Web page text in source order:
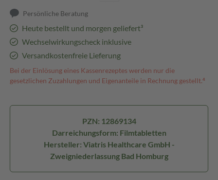
Persönliche Beratung
Heute bestellt und morgen geliefert³
Wechselwirkungscheck inklusive
Versandkostenfreie Lieferung
Bei der Einlösung eines Kassenrezeptes werden nur die
gesetzlichen Zuzahlungen und Eigenanteile in Rechnung gestellt.⁴
PZN: 12869134
Darreichungsform: Filmtabletten
Hersteller: Viatris Healthcare GmbH -
Zweigniederlassung Bad Homburg